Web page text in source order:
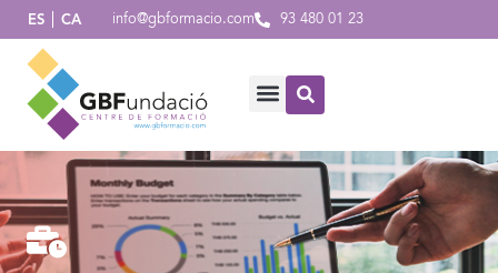
ES CA info@gbformacio.com 93 480 01 23